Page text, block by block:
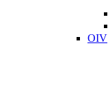
OIV